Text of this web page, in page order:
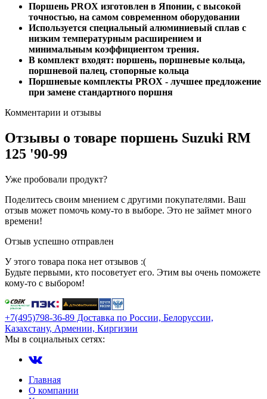
Поршень PROX изготовлен в Японии, с высокой
точностью, на самом современном оборудовании
Используется специальный алюминиевый сплав с
низким температурным расширением и
минимальным коэффициентом трения.
В комплект входят: поршень, поршневые кольца,
поршневой палец, стопорные кольца
Поршневые комплекты PROX - лучшее предложение
при замене стандартного поршня
Комментарии и отзывы
Отзывы о товаре поршень Suzuki RM
125 '90-99
Уже пробовали продукт?
Поделитесь своим мнением с другими покупателями. Ваш
отзыв может помочь кому-то в выборе. Это не займет много
времени!
Отзыв успешно отправлен
У этого товара пока нет отзывов :(
Будьте первыми, кто посоветует его. Этим вы очень поможете
кому-то с выбором!
+7(495)798-36-89 Доставка по России, Белоруссии,
Казахстану, Армении, Киргизии
Мы в социальных сетях:
Главная
О компании